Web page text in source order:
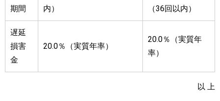
期間
内）
（36回以内）
遅延
損害
金
20.0％（実質年率）
20.0％（実質年
率）
以 上